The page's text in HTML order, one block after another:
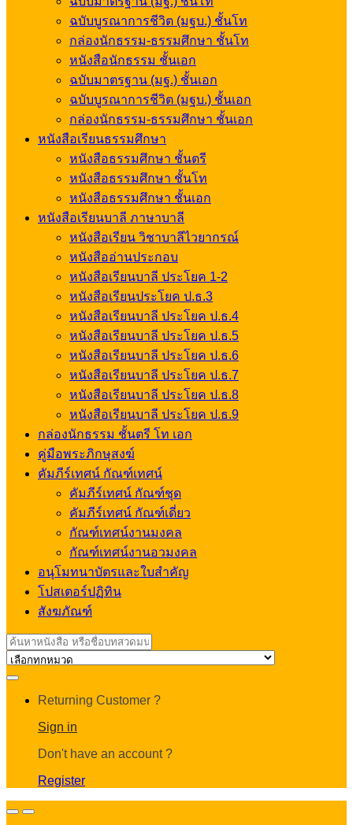
ฉบับบูรณาการชีวิต (มฐบ.) ชั้นโท
กล่องนักธรรม-ธรรมศึกษา ชั้นโท
หนังสือนักธรรม ชั้นเอก
ฉบับมาตรฐาน (มฐ.) ชั้นเอก
ฉบับบูรณาการชีวิต (มฐบ.) ชั้นเอก
กล่องนักธรรม-ธรรมศึกษา ชั้นเอก
หนังสือเรียนธรรมศึกษา
หนังสือธรรมศึกษา ชั้นตรี
หนังสือธรรมศึกษา ชั้นโท
หนังสือธรรมศึกษา ชั้นเอก
หนังสือเรียนบาลี ภาษาบาลี
หนังสือเรียน วิชาบาลีไวยากรณ์
หนังสืออ่านประกอบ
หนังสือเรียนบาลี ประโยค 1-2
หนังสือเรียนประโยค ป.ธ.3
หนังสือเรียนบาลี ประโยค ป.ธ.4
หนังสือเรียนบาลี ประโยค ป.ธ.5
หนังสือเรียนบาลี ประโยค ป.ธ.6
หนังสือเรียนบาลี ประโยค ป.ธ.7
หนังสือเรียนบาลี ประโยค ป.ธ.8
หนังสือเรียนบาลี ประโยค ป.ธ.9
กล่องนักธรรม ชั้นตรี โท เอก
คู่มือพระภิกษุสงฆ์
คัมภีร์เทศน์ กัณฑ์เทศน์
คัมภีร์เทศน์ กัณฑ์ชุด
คัมภีร์เทศน์ กัณฑ์เดี่ยว
กัณฑ์เทศน์งานมงคล
กัณฑ์เทศน์งานอวมงคล
อนุโมทนาบัตรและใบสำคัญ
โปสเตอร์ปฏิทิน
สังฆภัณฑ์
Search
for:
Returning Customer ?
Sign in
Don't have an account ?
Register
OpenClose